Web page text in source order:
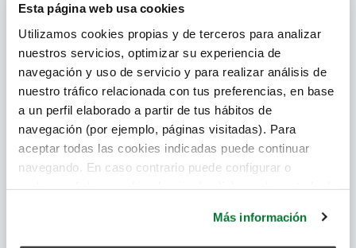
Esta página web usa cookies
Utilizamos cookies propias y de terceros para analizar
nuestros servicios, optimizar su experiencia de
navegación y uso de servicio y para realizar análisis de
nuestro tráfico relacionada con tus preferencias, en base
a un perfil elaborado a partir de tus hábitos de
navegación (por ejemplo, páginas visitadas). Para
aceptar todas las cookies indicadas puede continuar
navegando. En caso contrario puede configurar o
Más información
Certificación EcoDesign
Certificación Passiv Haus
Manual de Instalación